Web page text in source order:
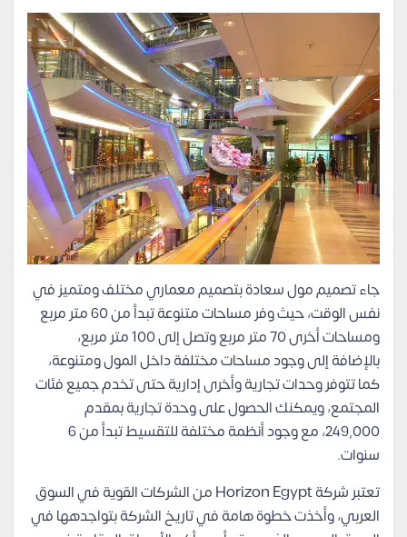
جاء تصميم مول سعادة بتصميم معماري مختلف ومتميز في
نفس الوقت، حيث وفر مساحات متنوعة تبدأ من 60 متر مربع
ومساحات أخرى 70 متر مربع وتصل إلى 100 متر مربع،
بالإضافة إلى وجود مساحات مختلفة داخل المول ومتنوعة،
كما تتوفر وحدات تجارية وأخرى إدارية حتى تخدم جميع فئات
المجتمع، ويمكنك الحصول على وحدة تجارية بمقدم
249,000، مع وجود أنظمة مختلفة للتقسيط تبدأ من 6
سنوات.
تعتبر شركة Horizon Egypt من الشركات القوية في السوق
العربي، وأخذت خطوة هامة في تاريخ الشركة بتواجدهها في